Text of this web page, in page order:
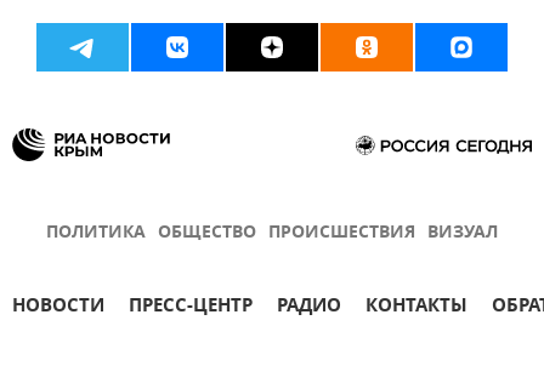
ПОЛИТИКА ОБЩЕСТВО ПРОИСШЕСТВИЯ ВИЗУАЛ
НОВОСТИ ПРЕСС-ЦЕНТР РАДИО КОНТАКТЫ